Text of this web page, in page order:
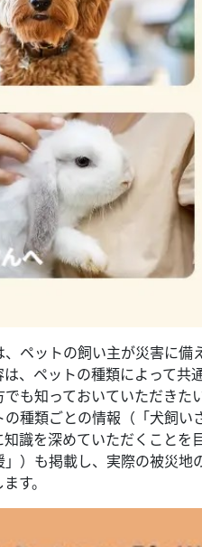
、ペットの飼い主が災害に
、ペットの種類によって
も知っておいていただき
種類ごとの情報（「犬飼
識を深めていただくこと
）も掲載し、実際の被災
す。